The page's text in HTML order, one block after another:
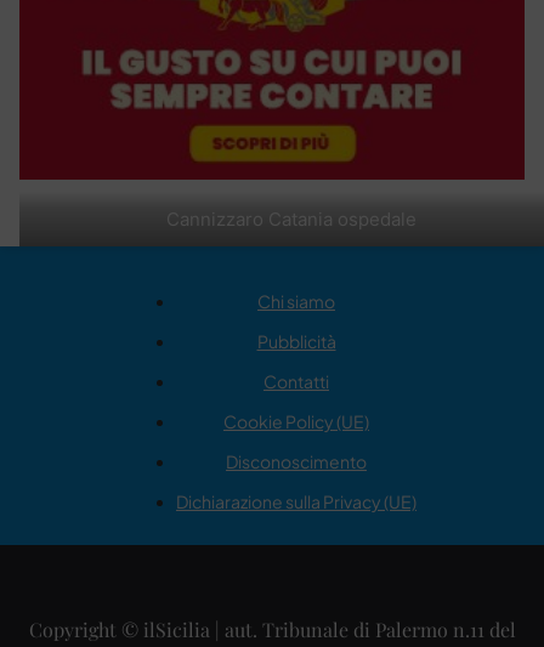
Cannizzaro Catania ospedale
Chi siamo
Pubblicità
Contatti
Cookie Policy (UE)
Disconoscimento
Dichiarazione sulla Privacy (UE)
Copyright © ilSicilia | aut. Tribunale di Palermo n.11 del